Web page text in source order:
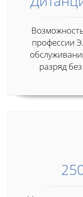
профессии
разряд